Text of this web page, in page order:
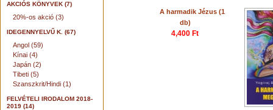
AKCIÓS KÖNYVEK (7)
20%-os akció (3)
IDEGENNYELVŰ K. (67)
Angol (59)
Kínai (4)
Japán (2)
Tibeti (5)
Szanszkrit/Hindi (1)
FELVÉTELI IRODALOM 2018-
2019 (14)
A harmadik Jézus (1
db)
4,400 Ft